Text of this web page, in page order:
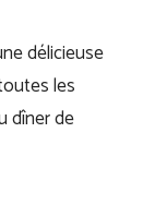
délicieuse
les
dîner de